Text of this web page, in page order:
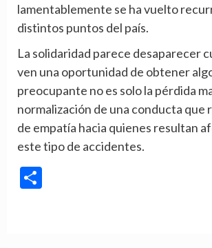
lamentablemente se ha vuelto
distintos puntos del país.
La solidaridad parece desaparecer
ven una oportunidad de obtener
preocupante no es solo la pérdida
normalización de una conducta que
de empatía hacia quienes resultan
este tipo de accidentes.